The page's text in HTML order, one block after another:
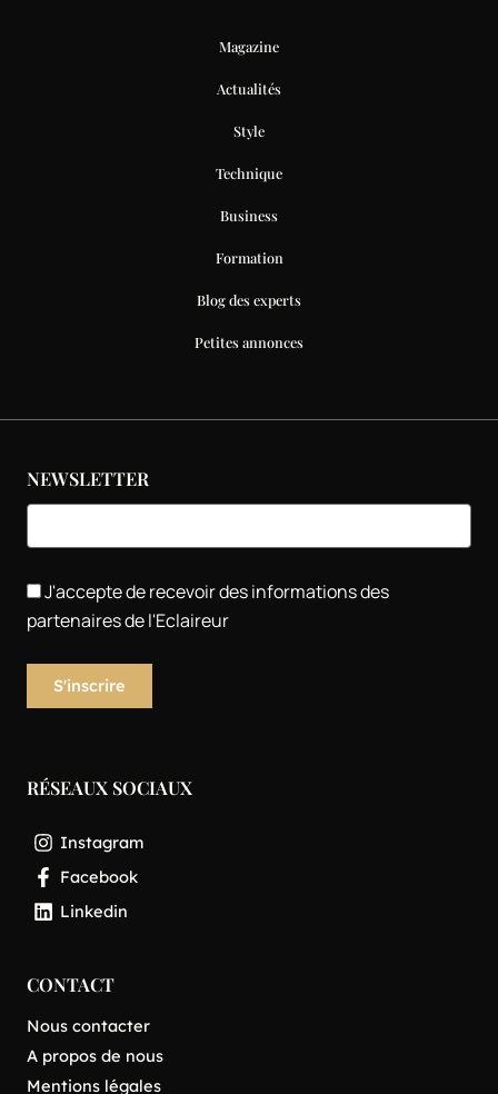
Magazine
Actualités
Style
Technique
Business
Formation
Blog des experts
Petites annonces
NEWSLETTER
J'accepte de recevoir des informations des
partenaires de l'Eclaireur
RÉSEAUX SOCIAUX
Instagram
Facebook
Linkedin
CONTACT
Nous contacter
A propos de nous
Mentions légales